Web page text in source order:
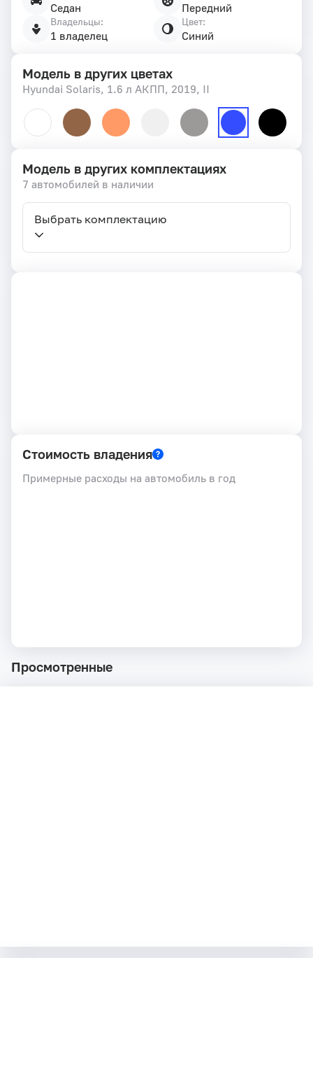
Седан Передний
Владельцы:
1 владелец
Цвет:
Синий
Модель в других цветах
Hyundai Solaris, 1.6 л АКПП, 2019, II
Модель в других комплектациях
7 автомобилей в наличии
Выбрать комплектацию
Стоимость владения
Примерные расходы на автомобиль в год
Просмотренные